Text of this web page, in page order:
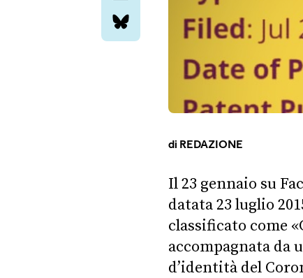
bluesky
di REDAZIONE
Il 23 gennaio su
datata 23 luglio
classificato come
accompagnata da
d’identità del